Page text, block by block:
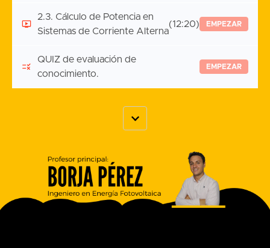
2.3. Cálculo de Potencia en
Sistemas de Corriente Alterna
(12:20) EMPEZAR
QUIZ de evaluación de
conocimiento.
EMPEZAR